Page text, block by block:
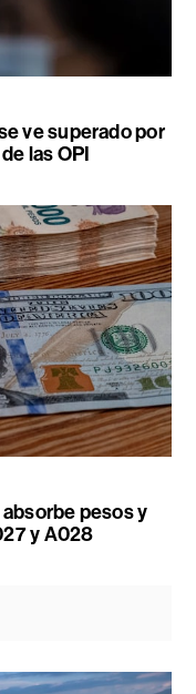
ve superado por
las OPI
pesos y
y A028